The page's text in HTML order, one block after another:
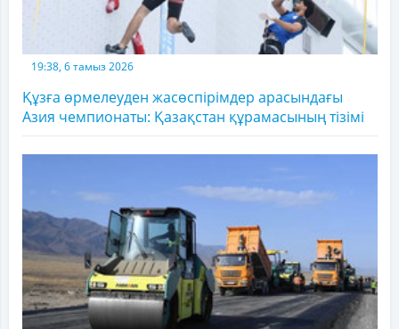
19:38, 6 тамыз 2026
Құзға өрмелеуден жасөспірімдер арасындағы
Азия чемпионаты: Қазақстан құрамасының тізімі